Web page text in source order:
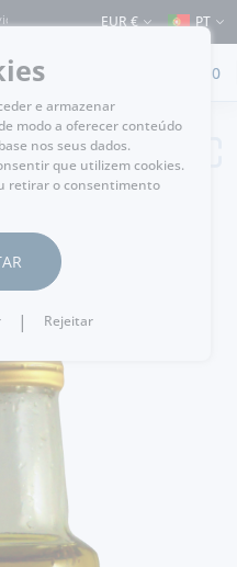
Portugal e para o resto do
EUR € PT
0
e armazenar
modo a oferecer conteúdo
nos seus dados.
que utilizem cookies.
retirar o consentimento
| Rejeitar